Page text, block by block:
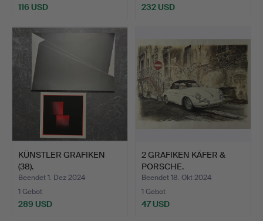
116 USD 232 USD
KÜNSTLER GRAFIKEN
(38).
Beendet 1. Dez 2024
1 Gebot
289 USD
2 GRAFIKEN KÄFER &
PORSCHE.
Beendet 18. Okt 2024
1 Gebot
47 USD